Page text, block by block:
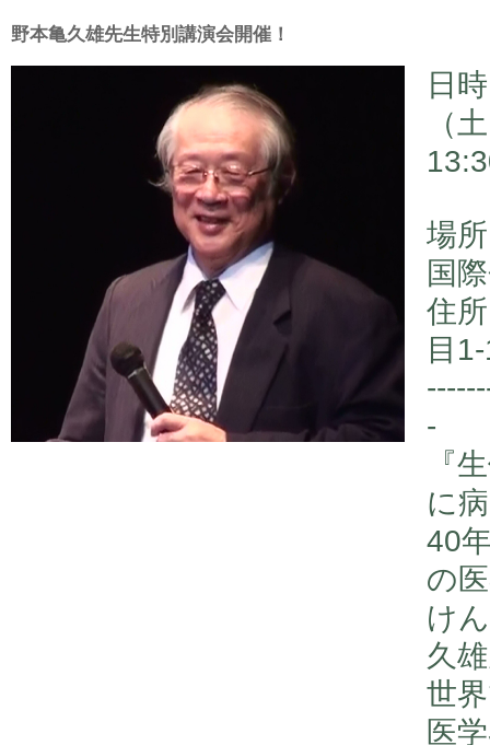
野本亀久雄先生特別講演会開催！
日
（
場
国
住
目
-
『
に
40
の
け
久
世
医